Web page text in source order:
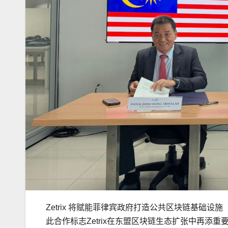
Zetrix 将赋能菲律宾政府打造公共区块链基础设施
此合作标志Zetrix在东盟区块链生态扩张中再添重